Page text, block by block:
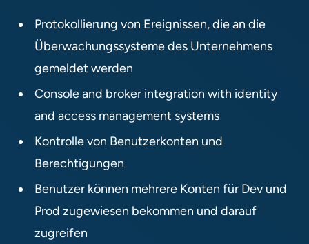
Protokollierung von Ereignissen, die an die
Überwachungssysteme des Unternehmens
gemeldet werden​
Console and broker integration with identity
and access management systems​
Kontrolle von Benutzerkonten und
Berechtigungen​
Benutzer können mehrere Konten für Dev und
Prod zugewiesen bekommen und darauf
zugreifen​